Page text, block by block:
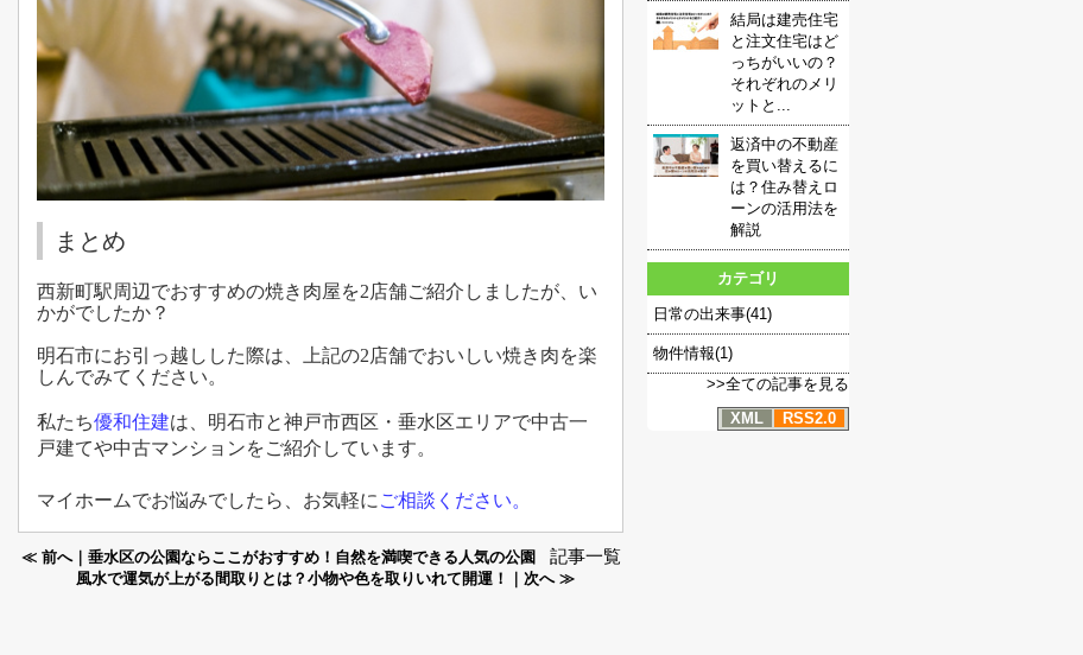
まとめ
西新町駅周辺でおすすめの焼き肉屋を2店舗ご紹介しましたが、い
かがでしたか？
明石市にお引っ越しした際は、上記の2店舗でおいしい焼き肉を楽
しんでみてください。
私たち優和住建は、明石市と神戸市西区・垂水区エリアで中古一
戸建てや中古マンションをご紹介しています。
マイホームでお悩みでしたら、お気軽に ご相談ください。
≪ 前へ｜垂水区の公園ならここがおすすめ！自然を満喫できる人気の公園 記事一覧
風水で運気が上がる間取りとは？小物や色を取りいれて開運！｜次へ ≫
結局は建売住宅
と注文住宅はど
っちがいいの？
それぞれのメリ
ットと...
返済中の不動産
を買い替えるに
は？住み替えロ
ーンの活用法を
解説
カテゴリ
日常の出来事(41)
物件情報(1)
>>全ての記事を見る
XML
RSS2.0